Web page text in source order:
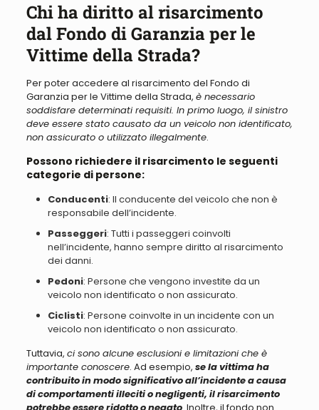
Chi ha diritto al risarcimento
dal Fondo di Garanzia per le
Vittime della Strada?
Per poter accedere al risarcimento del Fondo di
Garanzia per le Vittime della Strada, è necessario
soddisfare determinati requisiti. In primo luogo, il sinistro
deve essere stato causato da un veicolo non identificato,
non assicurato o utilizzato illegalmente.
Possono richiedere il risarcimento le seguenti
categorie di persone:
Conducenti: Il conducente del veicolo che non è
responsabile dell’incidente.
Passeggeri: Tutti i passeggeri coinvolti
nell’incidente, hanno sempre diritto al risarcimento
dei danni.
Pedoni: Persone che vengono investite da un
veicolo non identificato o non assicurato.
Ciclisti: Persone coinvolte in un incidente con un
veicolo non identificato o non assicurato.
Tuttavia, ci sono alcune esclusioni e limitazioni che è
importante conoscere. Ad esempio, se la vittima ha
contribuito in modo significativo all’incidente a causa
di comportamenti illeciti o negligenti, il risarcimento